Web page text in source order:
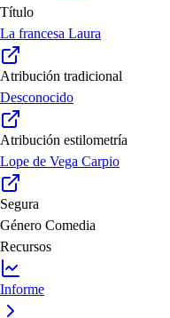
Título
La francesa Laura
Atribución tradicional
Desconocido
Atribución estilometría
Lope de Vega Carpio
Segura
Género Comedia
Recursos
Informe